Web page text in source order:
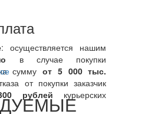
: осуществляется нашим
в случае покупки
на суммуот 5 000 тыс.
от покупки заказчик
рублей курьерских